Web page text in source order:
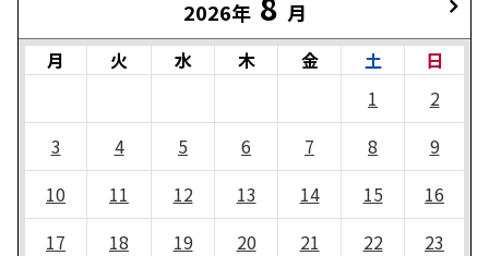
2026年 月
月 火 水 木 金 土
日
1
2
3
4 5 6 7 8
9
10
11 12 13 14 15
16
17
18 19 20 21 22
23